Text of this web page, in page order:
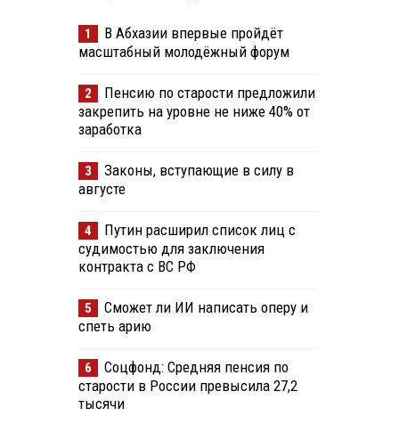
1
В Абхазии впервые пройдёт
масштабный молодёжный форум
2
Пенсию по старости предложили
закрепить на уровне не ниже 40% от
заработка
3
Законы, вступающие в силу в
августе
4
Путин расширил список лиц с
судимостью для заключения
контракта с ВС РФ
5
Сможет ли ИИ написать оперу и
спеть арию
6
Соцфонд: Средняя пенсия по
старости в России превысила 27,2
тысячи